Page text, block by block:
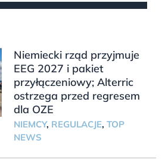
Niemiecki rząd przyjmuje
EEG 2027 i pakiet
przyłączeniowy; Alterric
ostrzega przed regresem
dla OZE
NIEMCY, REGULACJE, TOP
NEWS